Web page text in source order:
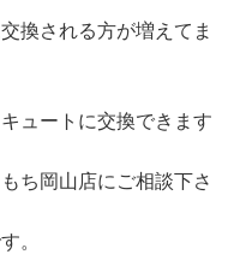
換される方が増えてま
ュートに交換できます
ち岡山店にご相談下さ
。